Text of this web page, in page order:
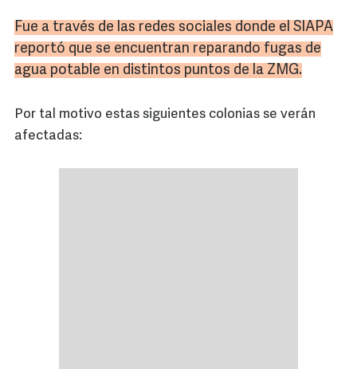
Fue a través de las redes sociales donde el SIAPA
reportó que se encuentran reparando fugas de
agua potable en distintos puntos de la ZMG.
Por tal motivo estas siguientes colonias se verán
afectadas: